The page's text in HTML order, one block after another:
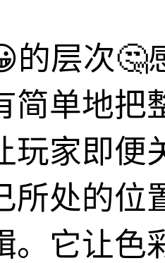
的层次🤔
简单地把
玩家即便
所处的位
。它让色